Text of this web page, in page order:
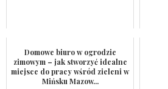
Domowe biuro w ogrodzie
zimowym – jak stworzyć idealne
miejsce do pracy wśród zieleni w
Mińsku Mazow...